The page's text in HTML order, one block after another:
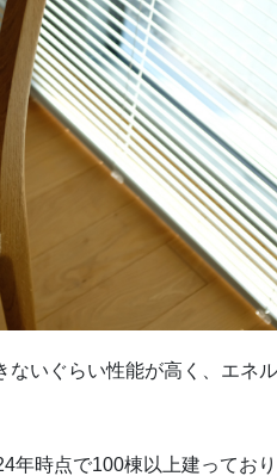
いぐらい性能が高く、エネ
年時点で100棟以上建ってお